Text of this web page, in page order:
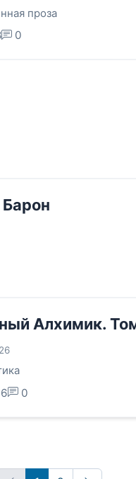
проза
0
Алхимик.
0